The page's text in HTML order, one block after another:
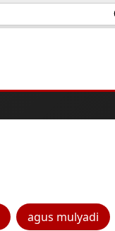
agus mulyadi